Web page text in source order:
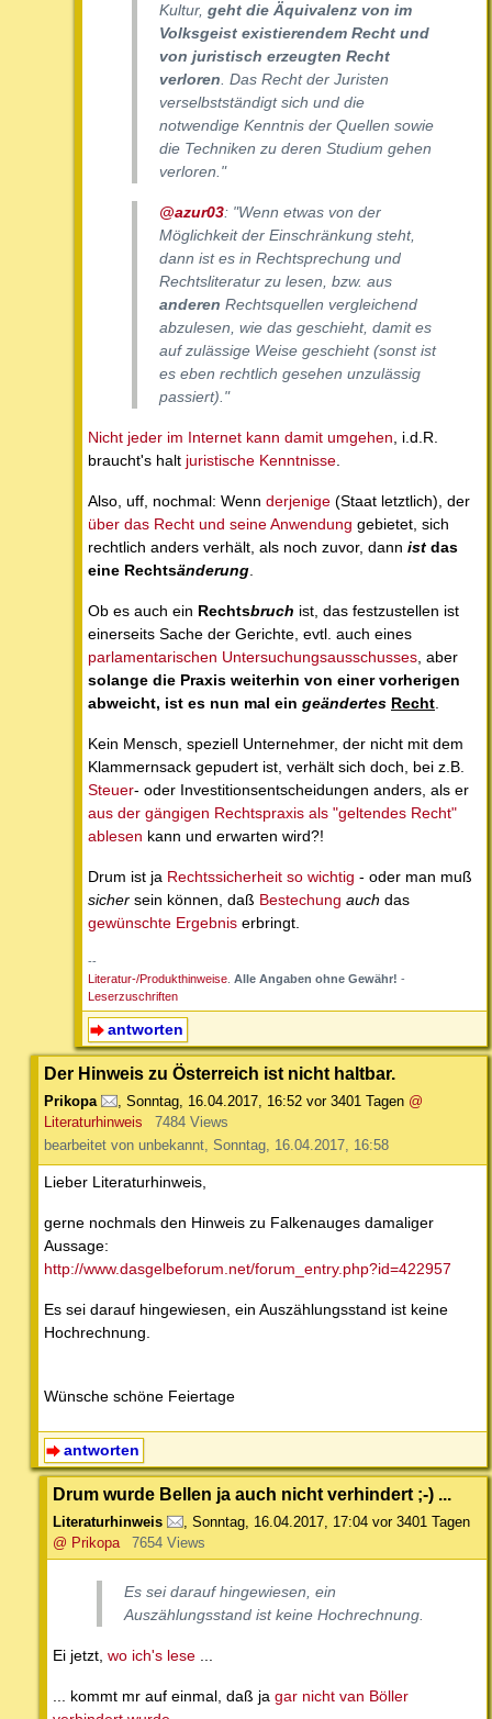
Kultur, geht die Äquivalenz von im
Volksgeist existierendem Recht und
von juristisch erzeugten Recht
verloren. Das Recht der Juristen
verselbstständigt sich und die
notwendige Kenntnis der Quellen sowie
die Techniken zu deren Studium gehen
verloren."
@azur03: "Wenn etwas von der
Möglichkeit der Einschränkung steht,
dann ist es in Rechtsprechung und
Rechtsliteratur zu lesen, bzw. aus
anderen Rechtsquellen vergleichend
abzulesen, wie das geschieht, damit es
auf zulässige Weise geschieht (sonst ist
es eben rechtlich gesehen unzulässig
passiert)."
Nicht jeder im Internet kann damit umgehen, i.d.R.
braucht's halt juristische Kenntnisse.
Also, uff, nochmal: Wenn derjenige (Staat letztlich), der
über das Recht und seine Anwendung gebietet, sich
rechtlich anders verhält, als noch zuvor, dann ist das
eine Rechtsänderung.
Ob es auch ein Rechtsbruch ist, das festzustellen ist
einerseits Sache der Gerichte, evtl. auch eines
parlamentarischen Untersuchungsausschusses, aber
solange die Praxis weiterhin von einer vorherigen
abweicht, ist es nun mal ein geändertes Recht.
Kein Mensch, speziell Unternehmer, der nicht mit dem
Klammernsack gepudert ist, verhält sich doch, bei z.B.
Steuer- oder Investitionsentscheidungen anders, als er
aus der gängigen Rechtspraxis als "geltendes Recht"
ablesen kann und erwarten wird?!
Drum ist ja Rechtssicherheit so wichtig - oder man muß
sicher sein können, daß Bestechung auch das
gewünschte Ergebnis erbringt.
--
Literatur-/Produkthinweise. Alle Angaben ohne Gewähr! -
Leserzuschriften
antworten
Der Hinweis zu Österreich ist nicht haltbar.
Prikopa , Sonntag, 16.04.2017, 16:52 vor 3401 Tagen @
Literaturhinweis
7484 Views
bearbeitet von unbekannt, Sonntag, 16.04.2017, 16:58
Lieber Literaturhinweis,
gerne nochmals den Hinweis zu Falkenauges damaliger
Aussage:
http://www.dasgelbeforum.net/forum_entry.php?id=422957
Es sei darauf hingewiesen, ein Auszählungsstand ist keine
Hochrechnung.
Wünsche schöne Feiertage
antworten
Drum wurde Bellen ja auch nicht verhindert ;-) ...
Literaturhinweis , Sonntag, 16.04.2017, 17:04 vor 3401 Tagen
@ Prikopa
7654 Views
Es sei darauf hingewiesen, ein
Auszählungsstand ist keine Hochrechnung.
Ei jetzt, wo ich's lese
... kommt mr auf einmal, daß ja gar nicht van Böller